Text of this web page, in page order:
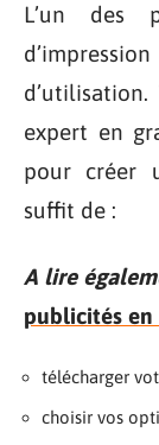
L’un des
d’utilisation.
expert en
pour créer
suffit de :
A lire
publicités
télécharger
choisir vos